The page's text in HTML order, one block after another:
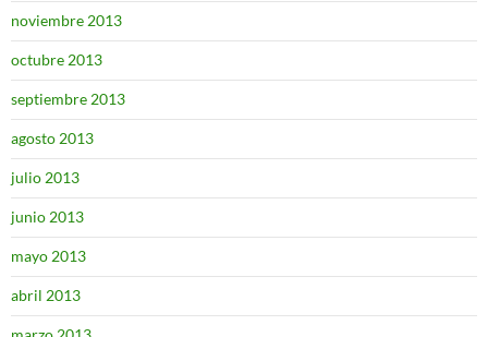
noviembre 2013
octubre 2013
septiembre 2013
agosto 2013
julio 2013
junio 2013
mayo 2013
abril 2013